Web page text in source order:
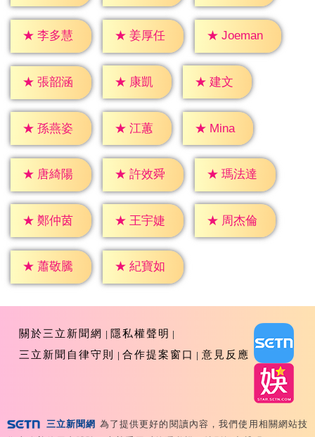
★ 李多慧 ★ 姜厚任 ★ Joeman
★ 張韶涵 ★ 康凱 ★ 建文
★ 孫燕姿 ★ 江蕙 ★ Mina
★ 唐綺陽 ★ 許效舜 ★ 瑪法達
★ 鄭仲茵 ★ 王宇婕 ★ 周杰倫
★ 蕭敬騰 ★ 紀寶如
關於三立新聞網
隱私權聲明
三立新聞自律守則
合作提案窗口 意見反應
Copyright ©2026 Sanlih E-Television All Rights
三立新聞網 為了提供更好的閱讀內容，我們使用相關網站技